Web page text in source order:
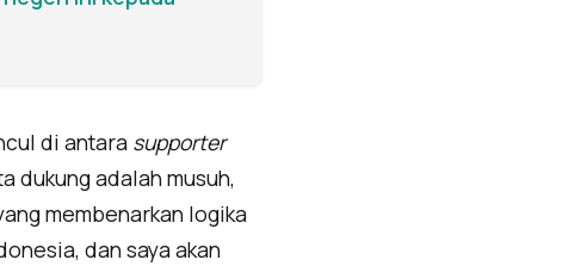
di antara supporter
dukung adalah musuh,
membenarkan logika
dan saya akan